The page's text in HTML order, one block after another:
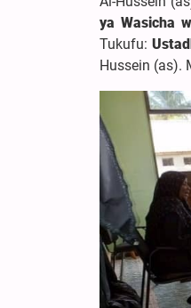
ya Wasicha
Tukufu:
Hussein (as).